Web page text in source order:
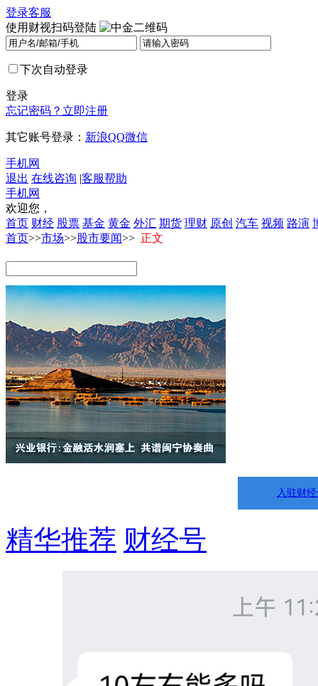
登录客服
使用财视扫码登陆
下次自动登录
登录
忘记密码？ 立即注册
其它账号登录： 新浪QQ微信
手机网
退出 在线咨询 |客服帮助
手机网
欢迎您，
首页 财经 股票 基金 黄金 外汇 期货 理财 原创 汽车 视频 路演
首页>>市场>>股市要闻>> 正文
入驻财
精华推荐 财经号